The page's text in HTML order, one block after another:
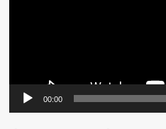
00:00